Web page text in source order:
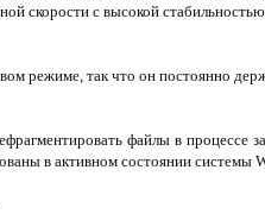
скорости с высокой стабильностью.
режиме, так что он постоянно
файлы в процессе
в активном состоянии системы